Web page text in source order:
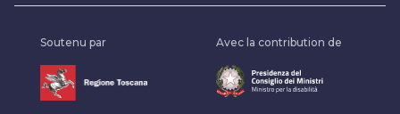
Soutenu par Avec la contribution de